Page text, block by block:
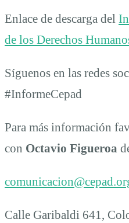
Enlace de descarga del
de los Derechos
Síguenos en las redes
#InformeCepad
Para más información
con Octavio Figueroa
Calle Garibaldi 641,